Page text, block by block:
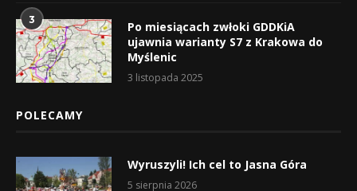
3
Po miesiącach zwłoki GDDKiA
ujawnia warianty S7 z Krakowa do
Myślenic
3 listopada 2025
POLECAMY
Wyruszyli! Ich cel to Jasna Góra
5 sierpnia 2026